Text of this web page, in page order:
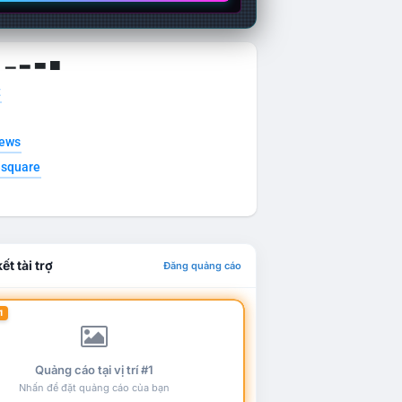
▁ ▂ ▃ ▄
tài trợ Đăng quảng cáo
Quảng cáo tại vị trí #1
Nhấn để đặt quảng cáo của bạn